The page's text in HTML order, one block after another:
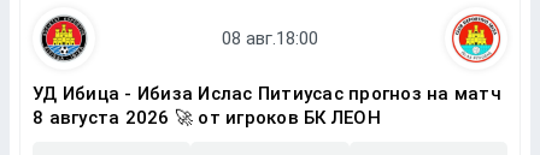
УД Ибица - Ибиза Ислас Питиусас прогноз на матч
8 августа 2026 🚀 от игроков БК ЛЕОН